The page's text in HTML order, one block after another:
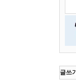
글쓰기